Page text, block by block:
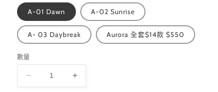
A-01 Dawn A-02 Sunrise
A- 03 Daybreak Aurora 全套$14款 $550
數量
A03
A01-
A03